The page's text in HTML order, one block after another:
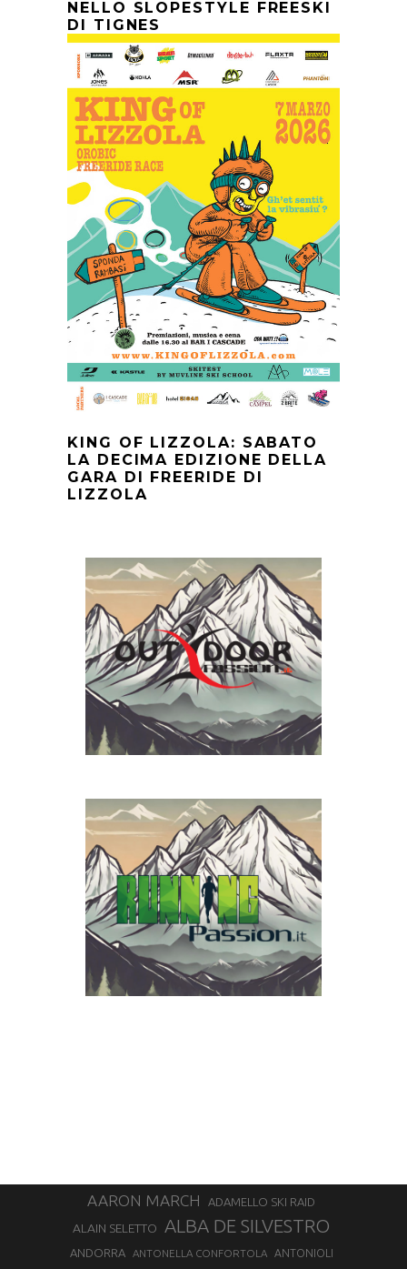
NELLO SLOPESTYLE FREESKI
DI TIGNES
KING OF LIZZOLA: SABATO
LA DECIMA EDIZIONE DELLA
GARA DI FREERIDE DI
LIZZOLA
AARON MARCH ADAMELLO SKI RAID
ALAIN SELETTO ALBA DE SILVESTRO
ANDORRA ANTONELLA CONFORTOLA ANTONIOLI